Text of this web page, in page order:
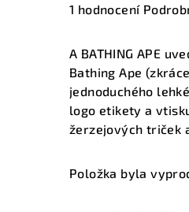
Průměrné
produktu
je
3,0
z
5
hvězdiček.
1 hodnocení
A BATHING APE
Bathing Ape
jednoduchého
logo etikety a
žerzejových triček
Položka byla